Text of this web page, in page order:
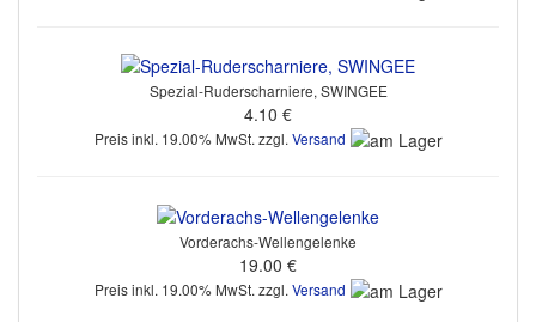
Spezial-Ruderscharniere, SWINGEE
4.10 €
Preis inkl. 19.00% MwSt. zzgl. Versand
Vorderachs-Wellengelenke
19.00 €
Preis inkl. 19.00% MwSt. zzgl. Versand